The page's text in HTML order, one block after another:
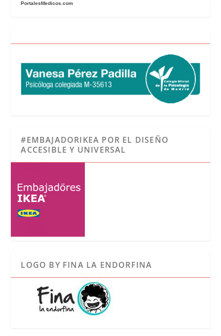
PortalesMedicos.com
#EMBAJADORIKEA POR EL DISEÑO
ACCESIBLE Y UNIVERSAL
LOGO BY FINA LA ENDORFINA